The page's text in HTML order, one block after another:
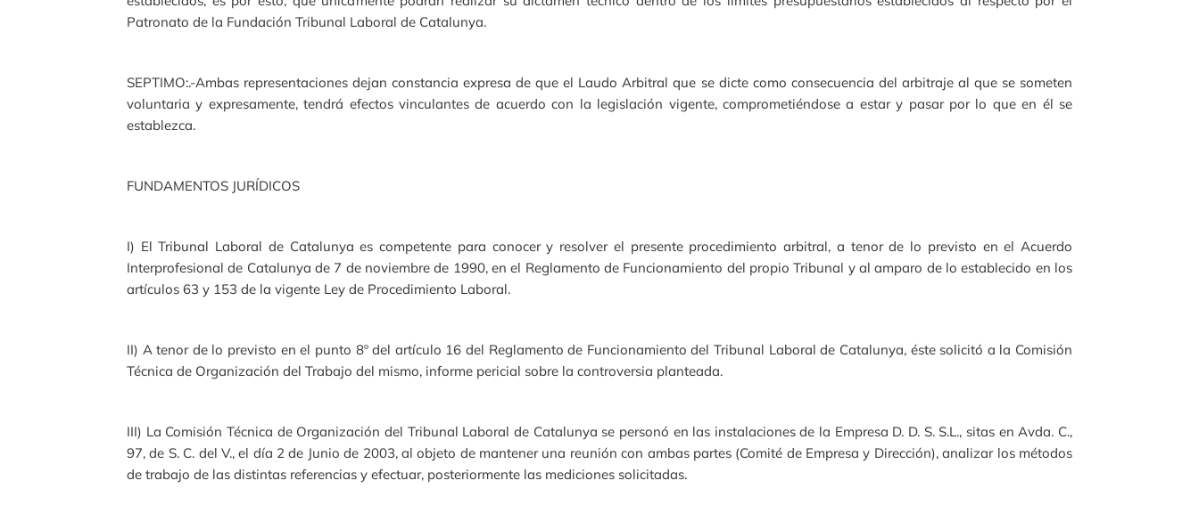
Patronato de la Fundación Tribunal Laboral de Catalunya.
SEPTIMO:.-Ambas representaciones dejan constancia expresa de que el Laudo Arbitral que se dicte como consecuencia del arbitraje al que se someten
voluntaria y expresamente, tendrá efectos vinculantes de acuerdo con la legislación vigente, comprometiéndose a estar y pasar por lo que en él se
establezca.
FUNDAMENTOS JURÍDICOS
I) El Tribunal Laboral de Catalunya es competente para conocer y resolver el presente procedimiento arbitral, a tenor de lo previsto en el Acuerdo
Interprofesional de Catalunya de 7 de noviembre de 1990, en el Reglamento de Funcionamiento del propio Tribunal y al amparo de lo establecido en los
artículos 63 y 153 de la vigente Ley de Procedimiento Laboral.
II) A tenor de lo previsto en el punto 8º del artículo 16 del Reglamento de Funcionamiento del Tribunal Laboral de Catalunya, éste solicitó a la Comisión
Técnica de Organización del Trabajo del mismo, informe pericial sobre la controversia planteada.
III) La Comisión Técnica de Organización del Tribunal Laboral de Catalunya se personó en las instalaciones de la Empresa D. D. S. S.L., sitas en Avda. C.,
97, de S. C. del V., el día 2 de Junio de 2003, al objeto de mantener una reunión con ambas partes (Comité de Empresa y Dirección), analizar los métodos
de trabajo de las distintas referencias y efectuar, posteriormente las mediciones solicitadas.